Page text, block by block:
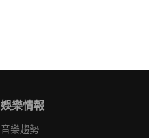
娛樂情報
音樂趨勢